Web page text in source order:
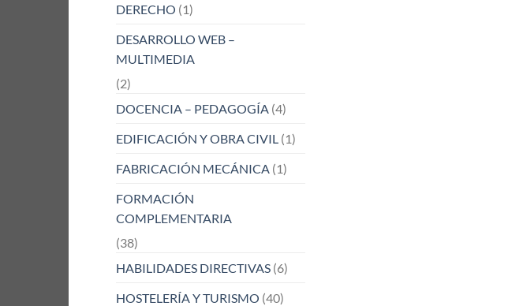
DERECHO (1)
DESARROLLO WEB –
MULTIMEDIA
(2)
DOCENCIA – PEDAGOGÍA (4)
EDIFICACIÓN Y OBRA CIVIL (1)
FABRICACIÓN MECÁNICA (1)
FORMACIÓN
COMPLEMENTARIA
(38)
HABILIDADES DIRECTIVAS (6)
HOSTELERÍA Y TURISMO (40)